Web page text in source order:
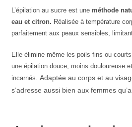
L’épilation au sucre est une méthode
eau et citron. Réalisée à température
parfaitement aux peaux sensibles,
Elle élimine même les poils fins ou
une épilation douce, moins douloureuse
incarnés. Adaptée au corps et au
s’adresse aussi bien aux femmes